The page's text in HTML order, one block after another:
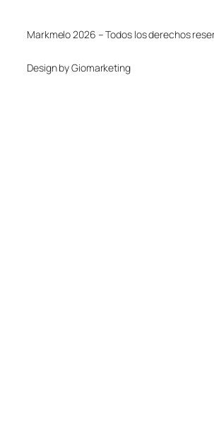
Markmelo 2026 – Todos los derechos
Design by Giomarketing